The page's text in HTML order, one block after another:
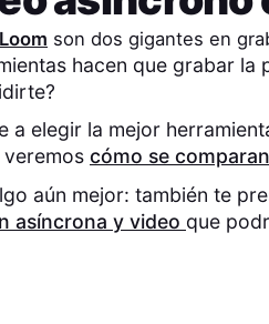
Loom son dos gigantes en
hacen que grabar la
a elegir la mejor
veremos cómo se
aún mejor: también te
asíncrona y video que